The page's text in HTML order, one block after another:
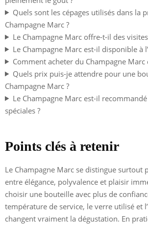
Quels sont les cépages utilisés dans la
Champagne Marc ?
Le Champagne Marc offre-t-il des
Le Champagne Marc est-il disponible à
Comment acheter du Champagne Marc
Quels prix puis-je attendre pour une
Champagne Marc ?
Le Champagne Marc est-il
spéciales ?
Points clés à retenir
Le Champagne Marc se distingue surtout
entre élégance, polyvalence et plaisir
choisir une bouteille avec plus de
température de service, le verre utilisé et
changent vraiment la dégustation. En